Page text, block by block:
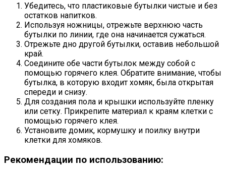
Убедитесь, что пластиковые бутылки чистые и без
остатков напитков.
Используя ножницы, отрежьте верхнюю часть
бутылки по линии, где она начинается сужаться.
Отрежьте дно другой бутылки, оставив небольшой
край.
Соедините обе части бутылок между собой с
помощью горячего клея. Обратите внимание, чтобы
бутылка, в которую входит хомяк, была открытая
спереди и снизу.
Для создания пола и крышки используйте пленку
или сетку. Прикрепите материал к краям клетки с
помощью горячего клея.
Установите домик, кормушку и поилку внутри
клетки для хомяков.
Рекомендации по использованию: